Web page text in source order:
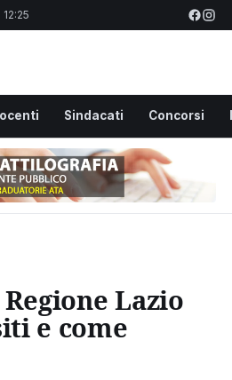
Sindacati Concorsi
Lazio
e come